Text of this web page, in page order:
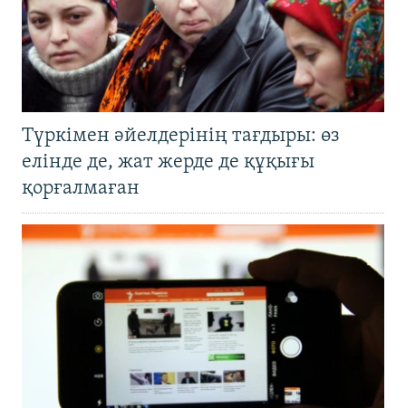
Түркімен әйелдерінің тағдыры: өз
елінде де, жат жерде де құқығы
қорғалмаған